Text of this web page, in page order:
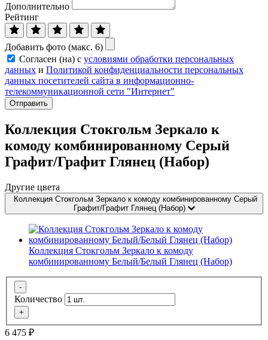
Дополнительно
Рейтинг
Добавить фото (макс. 6)
Согласен (на) с условиями обработки персональных
данных и Политикой конфиденциальности персональных
данных посетителей сайта в информационно-
телекоммуникационной сети "Интернет"
Отправить
Коллекция Стокгольм Зеркало к
комоду комбинированному Серый
Графит/Графит Глянец (Набор)
Другие цвета
Коллекция Стокгольм Зеркало к комоду комбинированному Серый
Графит/Графит Глянец (Набор)
Коллекция Стокгольм Зеркало к комоду
комбинированному Белый/Белый Глянец (Набор)
-
Количество
+
6 475 ₽